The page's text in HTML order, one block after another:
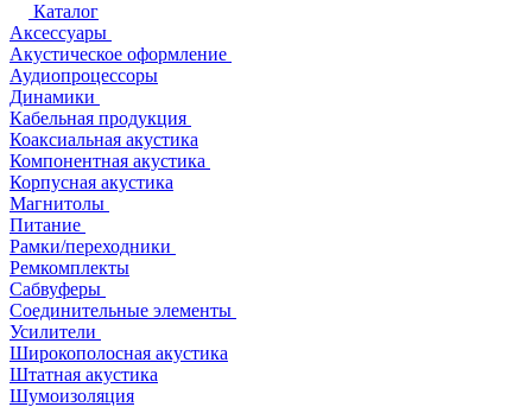
Каталог
Аксессуары
Акустическое оформление
Аудиопроцессоры
Динамики
Кабельная продукция
Коаксиальная акустика
Компонентная акустика
Корпусная акустика
Магнитолы
Питание
Рамки/переходники
Ремкомплекты
Сабвуферы
Соединительные элементы
Усилители
Широкополосная акустика
Штатная акустика
Шумоизоляция